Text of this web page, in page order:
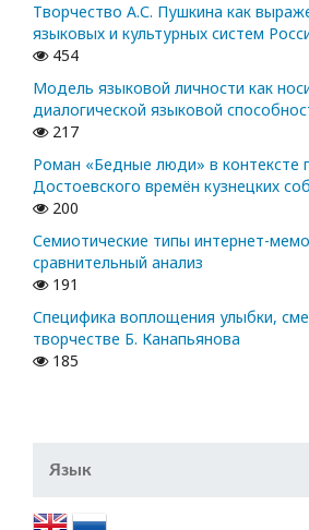
Творчество А.С. Пушкина как
языковых и культурных систем
454
Модель языковой личности как
диалогической языковой
217
Роман «Бедные люди» в контексте
Достоевского времён кузнецких
200
Семиотические типы интернет-
сравнительный анализ
191
Специфика воплощения улыбки,
творчестве Б. Канапьянова
185
Язык